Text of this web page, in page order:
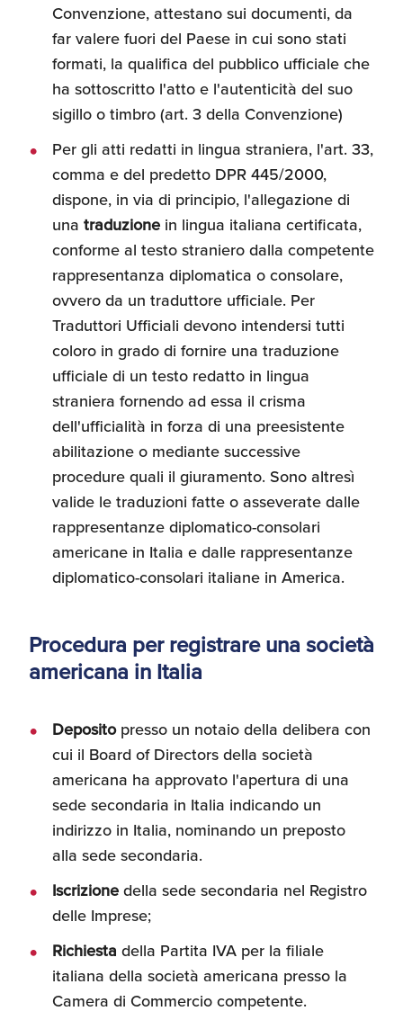
Convenzione, attestano sui documenti, da
far valere fuori del Paese in cui sono stati
formati, la qualifica del pubblico ufficiale che
ha sottoscritto l'atto e l'autenticità del suo
sigillo o timbro (art. 3 della Convenzione)
Per gli atti redatti in lingua straniera, l'art. 33,
comma e del predetto DPR 445/2000,
dispone, in via di principio, l'allegazione di
una traduzione in lingua italiana certificata,
conforme al testo straniero dalla competente
rappresentanza diplomatica o consolare,
ovvero da un traduttore ufficiale. Per
Traduttori Ufficiali devono intendersi tutti
coloro in grado di fornire una traduzione
ufficiale di un testo redatto in lingua
straniera fornendo ad essa il crisma
dell'ufficialità in forza di una preesistente
abilitazione o mediante successive
procedure quali il giuramento. Sono altresì
valide le traduzioni fatte o asseverate dalle
rappresentanze diplomatico-consolari
americane in Italia e dalle rappresentanze
diplomatico-consolari italiane in America.
Procedura per registrare una società
americana in Italia
Depositopresso un notaio della delibera con
cui il Board of Directors della società
americana ha approvato l'apertura di una
sede secondaria in Italia indicando un
indirizzo in Italia, nominando un preposto
alla sede secondaria.
Iscrizione della sede secondaria nel Registro
delle Imprese;
Richiesta della Partita IVA per la filiale
italiana della società americana presso la
Camera di Commercio competente.